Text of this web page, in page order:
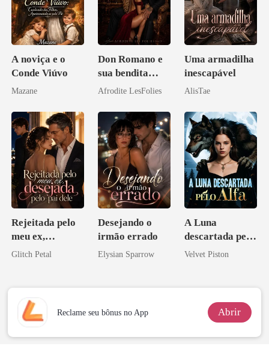
A noviça e o
Conde Viúvo
Mazane
Don Romano e
sua bendita
ruína
Afrodite LesFolies
Uma armadilha
inescapável
AlisTae
Rejeitada pelo
meu ex,
desejada pelo
Glitch Petal
Desejando o
irmão errado
Elysian Sparrow
A Luna
descartada pelo
Alfa
Velvet Piston
Reclame seu bônus no App Abrir